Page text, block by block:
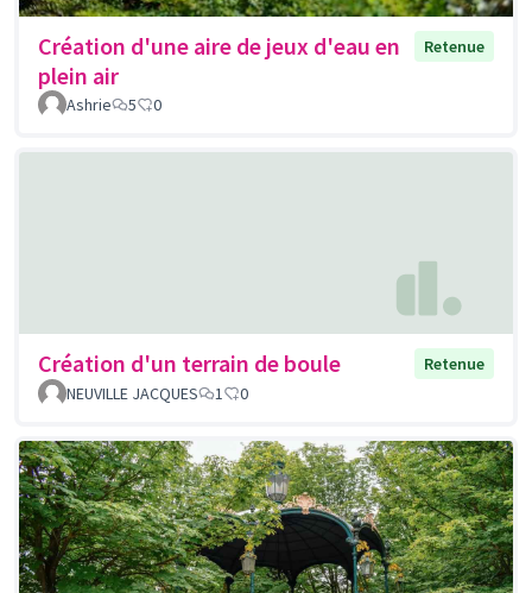
Création d'une aire de jeux d'eau en
plein air
Retenue
Ashrie 5 0
Création d'un terrain de boule
Retenue
NEUVILLE JACQUES
1 0